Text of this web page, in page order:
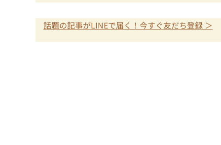
話題の記事がLINEで届く！今すぐ友だち登録 ＞